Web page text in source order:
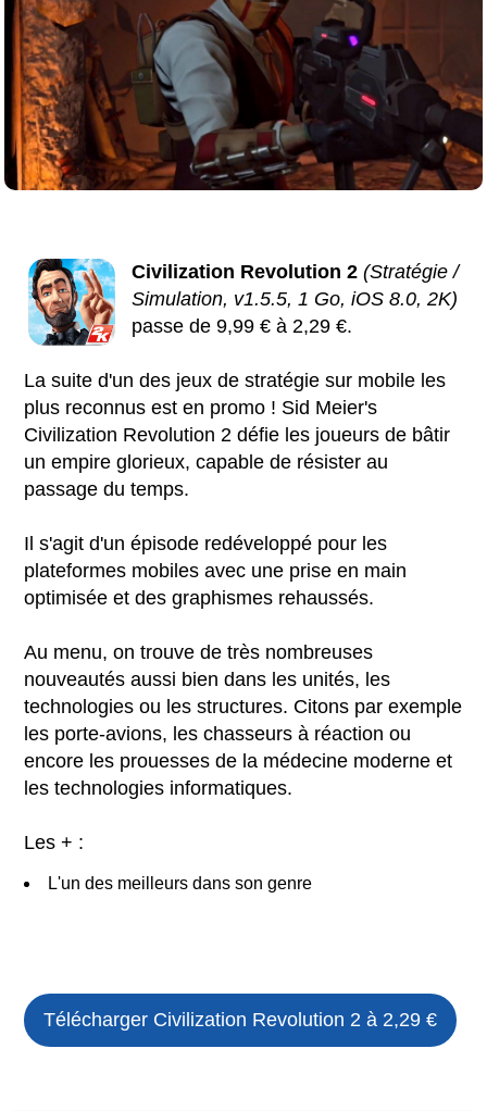
Civilization Revolution 2 (Stratégie /
Simulation, v1.5.5, 1 Go, iOS 8.0, 2K)
passe de 9,99 € à 2,29 €.
La suite d'un des jeux de stratégie sur mobile les
plus reconnus est en promo ! Sid Meier's
Civilization Revolution 2 défie les joueurs de bâtir
un empire glorieux, capable de résister au
passage du temps.
Il s'agit d'un épisode redéveloppé pour les
plateformes mobiles avec une prise en main
optimisée et des graphismes rehaussés.
Au menu, on trouve de très nombreuses
nouveautés aussi bien dans les unités, les
technologies ou les structures. Citons par exemple
les porte-avions, les chasseurs à réaction ou
encore les prouesses de la médecine moderne et
les technologies informatiques.
Les + :
L'un des meilleurs dans son genre
Télécharger Civilization Revolution 2 à 2,29 €